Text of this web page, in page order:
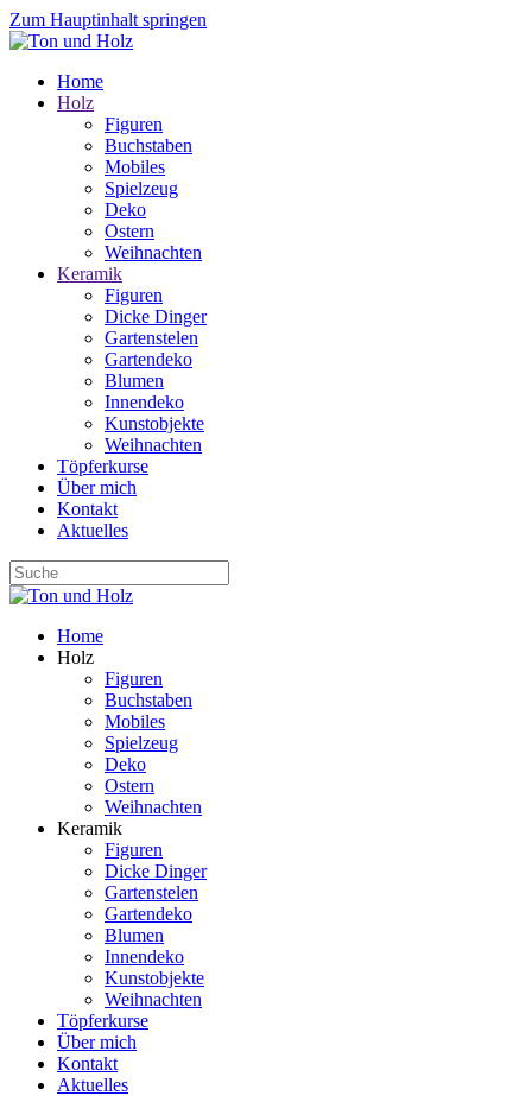
Zum Hauptinhalt springen
Home
Holz
Figuren
Buchstaben
Mobiles
Spielzeug
Deko
Ostern
Weihnachten
Keramik
Figuren
Dicke Dinger
Gartenstelen
Gartendeko
Blumen
Innendeko
Kunstobjekte
Weihnachten
Töpferkurse
Über mich
Kontakt
Aktuelles
Home
Holz
Figuren
Buchstaben
Mobiles
Spielzeug
Deko
Ostern
Weihnachten
Keramik
Figuren
Dicke Dinger
Gartenstelen
Gartendeko
Blumen
Innendeko
Kunstobjekte
Weihnachten
Töpferkurse
Über mich
Kontakt
Aktuelles